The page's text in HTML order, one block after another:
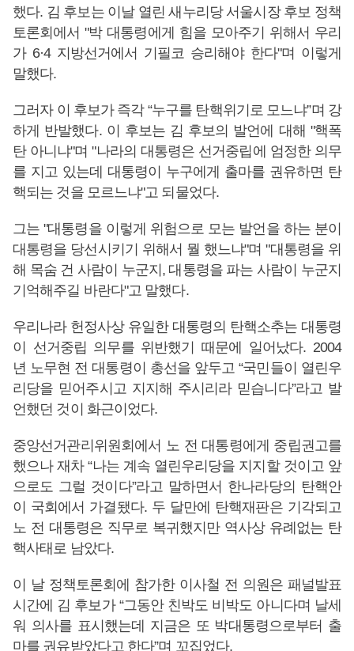
했다. 김 후보는 이날 열린 새누리당 서울시장 후보 정책
토론회에서 "박 대통령에게 힘을 모아주기 위해서 우리
가 6·4 지방선거에서 기필코 승리해야 한다"며 이렇게
말했다.
그러자 이 후보가 즉각 “누구를 탄핵위기로 모느냐”며 강
하게 반발했다. 이 후보는 김 후보의 발언에 대해 "핵폭
탄 아니냐"며 "나라의 대통령은 선거중립에 엄정한 의무
를 지고 있는데 대통령이 누구에게 출마를 권유하면 탄
핵되는 것을 모르느냐"고 되물었다.
그는 "대통령을 이렇게 위험으로 모는 발언을 하는 분이
대통령을 당선시키기 위해서 뭘 했느냐"며 "대통령을 위
해 목숨 건 사람이 누군지, 대통령을 파는 사람이 누군지
기억해주길 바란다"고 말했다.
우리나라 헌정사상 유일한 대통령의 탄핵소추는 대통령
이 선거중립 의무를 위반했기 때문에 일어났다. 2004
년 노무현 전 대통령이 총선을 앞두고 “국민들이 열린우
리당을 믿어주시고 지지해 주시리라 믿습니다”라고 발
언했던 것이 화근이었다.
중앙선거관리위원회에서 노 전 대통령에게 중립권고를
했으나 재차 “나는 계속 열린우리당을 지지할 것이고 앞
으로도 그럴 것이다”라고 말하면서 한나라당의 탄핵안
이 국회에서 가결됐다. 두 달만에 탄핵재판은 기각되고
노 전 대통령은 직무로 복귀했지만 역사상 유례없는 탄
핵사태로 남았다.
이 날 정책토론회에 참가한 이사철 전 의원은 패널발표
시간에 김 후보가 “그동안 친박도 비박도 아니다며 날세
워 의사를 표시했는데 지금은 또 박대통령으로부터 출
마를 권유받았다고 한다”며 꼬집었다.